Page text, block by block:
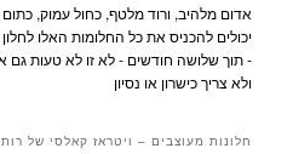
אדום מלהיב, ורוד מלטף, כחול עמוק,
יכולים להכניס את כל החלומות האלו
- תוך שלושה חודשים - לא זו לא טעות גם
ולא צריך כישרון או נסיון
חלונות מעוצבים – ויטראז קאלסי של